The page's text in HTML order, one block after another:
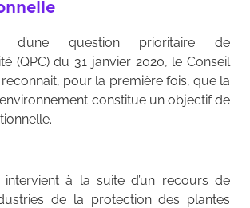
d’une question prioritaire de
(QPC) du 31 janvier 2020, le Conseil
pour la première fois, que la
constitue un objectif de
intervient à la suite d’un recours de
de la protection des plantes